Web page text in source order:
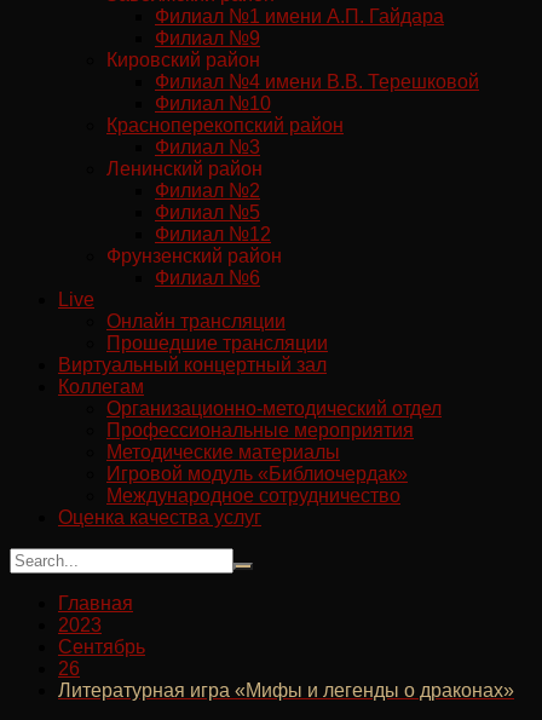
Филиал №1 имени А.П. Гайдара
Филиал №9
Кировский район
Филиал №4 имени В.В. Терешковой
Филиал №10
Красноперекопский район
Филиал №3
Ленинский район
Филиал №2
Филиал №5
Филиал №12
Фрунзенский район
Филиал №6
Live
Онлайн трансляции
Прошедшие трансляции
Виртуальный концертный зал
Коллегам
Организационно-методический отдел
Профессиональные мероприятия
Методические материалы
Игровой модуль «Библиочердак»
Международное сотрудничество
Оценка качества услуг
Главная
2023
Сентябрь
26
Литературная игра «Мифы и легенды о драконах»